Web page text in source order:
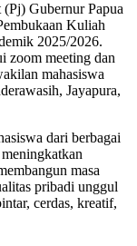
(Pj) Gubernur Papua
Kuliah
2025/2026.
zoom meeting dan
mahasiswa
Jayapura,
dari berbagai
masa
pribadi unggul
cerdas, kreatif,